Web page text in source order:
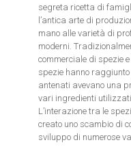
segreta ricetta di
l’antica arte di
mano alle varietà di
moderni.
commerciale di spezie
spezie hanno raggiunto
antenati avevano una
vari ingredienti
L’interazione tra le
creato uno scambio di
sviluppo di numerose